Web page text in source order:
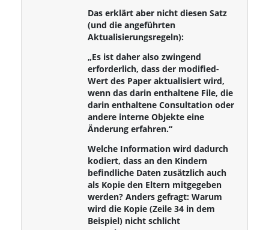
Das erklärt aber nicht diesen Satz
(und die angeführten
Aktualisierungsregeln):
„Es ist daher also zwingend
erforderlich, dass der modified-
Wert des Paper aktualisiert wird,
wenn das darin enthaltene File, die
darin enthaltene Consultation oder
andere interne Objekte eine
Änderung erfahren.“
Welche Information wird dadurch
kodiert, dass an den Kindern
befindliche Daten zusätzlich auch
als Kopie den Eltern mitgegeben
werden? Anders gefragt: Warum
wird die Kopie (Zeile 34 in dem
Beispiel) nicht schlicht